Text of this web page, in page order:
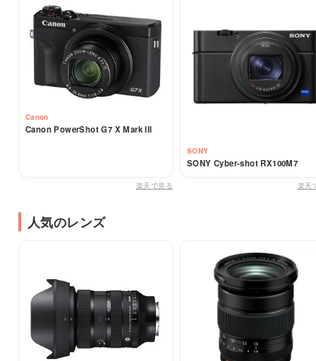
Canon
Canon PowerShot G7 X Mark III
楽天で見る
SONY
SONY Cyber-shot RX100M7
楽天
人気のレンズ